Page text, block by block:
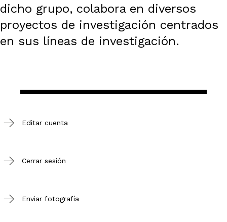
dicho grupo, colabora en diversos
proyectos de investigación centrados
en sus líneas de investigación.
Editar cuenta
Cerrar sesión
Enviar fotografía